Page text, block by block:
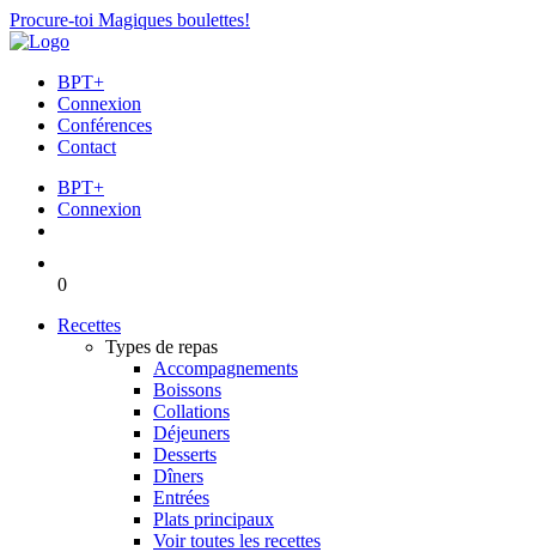
Procure-toi Magiques boulettes!
BPT+
Connexion
Conférences
Contact
BPT+
Connexion
0
Recettes
Types de repas
Accompagnements
Boissons
Collations
Déjeuners
Desserts
Dîners
Entrées
Plats principaux
Voir toutes les recettes